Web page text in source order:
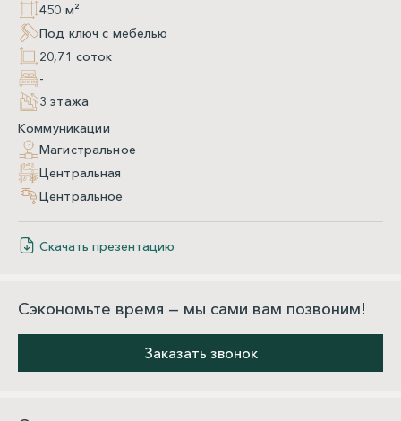
450 м²
Под ключ с мебелью
20,71 соток
-
3 этажа
Коммуникации
Магистральное
Центральная
Центральное
Скачать презентацию
Сэкономьте время — мы сами вам позвоним!
Заказать звонок